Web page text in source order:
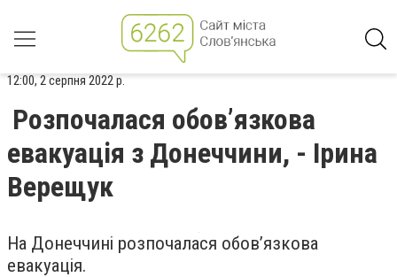
12:00, 2 серпня 2022 р.
Розпочалася обов’язкова
евакуація з Донеччини, - Ірина
Верещук
На Донеччині розпочалася обов’язкова
евакуація.